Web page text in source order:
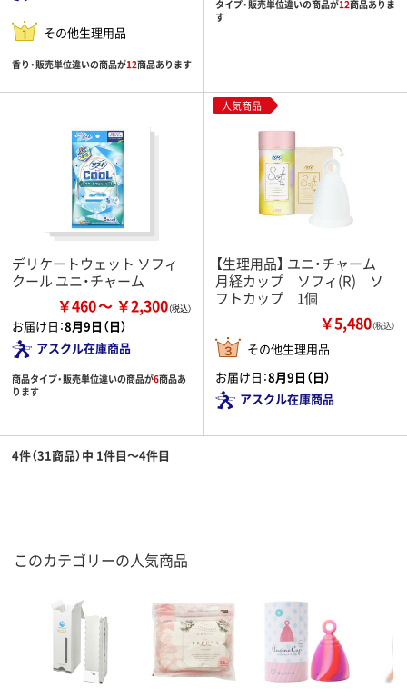
その他生理用品
香り・販売単位違いの商品が12商品あります
タイプ・販売単位違いの商品が12商品ありま
す
デリケートウェット ソフィ
クール ユニ・チャーム
￥460 ￥2,300
お届け日：8月9日（日）
アスクル在庫商品
商品タイプ・販売単位違いの商品が6商品あ
ります
人気商品
【生理用品】 ユニ・チャーム
月経カップ ソフィ(R) ソ
フトカップ 1個
￥5,480（税込）
その他生理用品
お届け日：8月9日（日）
アスクル在庫商品
4件（31商品）中 1件目～4件目
このカテゴリーの人気商品